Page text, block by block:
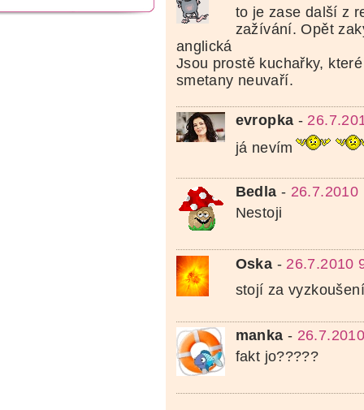
to je zase další z
zažívání. Opět
anglická
Jsou prostě kuchařky,
smetany neuvaří.
evropka -
já nevím
Bedla - 26.7.2010
Nestoji
Oska - 26.7.2010
stojí za
manka -
fakt jo?????